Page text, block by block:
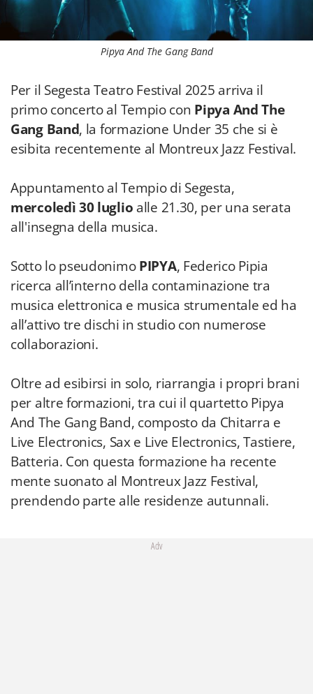
Pipya And The Gang Band
Per il Segesta Teatro Festival 2025 arriva il
primo concerto al Tempio con Pipya And The
Gang Band, la formazione Under 35 che si è
esibita recentemente al Montreux Jazz Festival.
Appuntamento al Tempio di Segesta,
mercoledì 30 luglio alle 21.30, per una serata
all'insegna della musica.
Sotto lo pseudonimoPIPYA, Federico Pipia
ricerca all’interno della contaminazione tra
musica elettronica e musica strumentale ed ha
all’attivo tre dischi in studio con numerose
collaborazioni.
Oltre ad esibirsi in solo, riarrangia i propri brani
per altre formazioni, tra cui il quartetto Pipya
And The Gang Band, composto da Chitarra e
Live Electronics, Sax e Live Electronics, Tastiere,
Batteria. Con questa formazione ha recente
mente suonato al Montreux Jazz Festival,
prendendo parte alle residenze autunnali.
Adv